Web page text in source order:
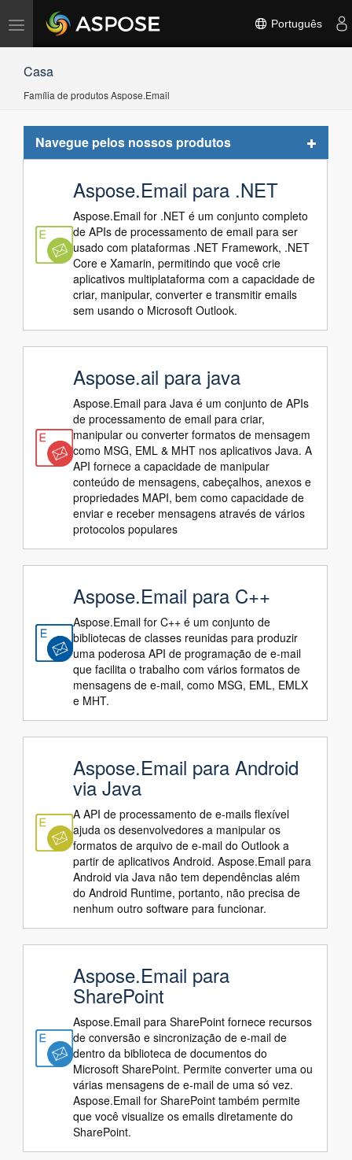
Alternar
navegação
Português
Casa
Família de produtos Aspose.Email
Navegue pelos nossos produtos
Toggle
Aspose.Email para .NET
Aspose.Email for .NET é um conjunto completo
de APIs de processamento de email para ser
usado com plataformas .NET Framework, .NET
Core e Xamarin, permitindo que você crie
aplicativos multiplataforma com a capacidade de
criar, manipular, converter e transmitir emails
sem usando o Microsoft Outlook.
Aspose.ail para java
Aspose.Email para Java é um conjunto de APIs
de processamento de email para criar,
manipular ou converter formatos de mensagem
como MSG, EML & MHT nos aplicativos Java. A
API fornece a capacidade de manipular
conteúdo de mensagens, cabeçalhos, anexos e
propriedades MAPI, bem como capacidade de
enviar e receber mensagens através de vários
protocolos populares
Aspose.Email para C++
Aspose.Email for C++ é um conjunto de
bibliotecas de classes reunidas para produzir
uma poderosa API de programação de e-mail
que facilita o trabalho com vários formatos de
mensagens de e-mail, como MSG, EML, EMLX
e MHT.
Aspose.Email para Android
via Java
A API de processamento de e-mails flexível
ajuda os desenvolvedores a manipular os
formatos de arquivo de e-mail do Outlook a
partir de aplicativos Android. Aspose.Email para
Android via Java não tem dependências além
do Android Runtime, portanto, não precisa de
nenhum outro software para funcionar.
Aspose.Email para
SharePoint
Aspose.Email para SharePoint fornece recursos
de conversão e sincronização de e-mail de
dentro da biblioteca de documentos do
Microsoft SharePoint. Permite converter uma ou
várias mensagens de e-mail de uma só vez.
Aspose.Email for SharePoint também permite
que você visualize os emails diretamente do
SharePoint.